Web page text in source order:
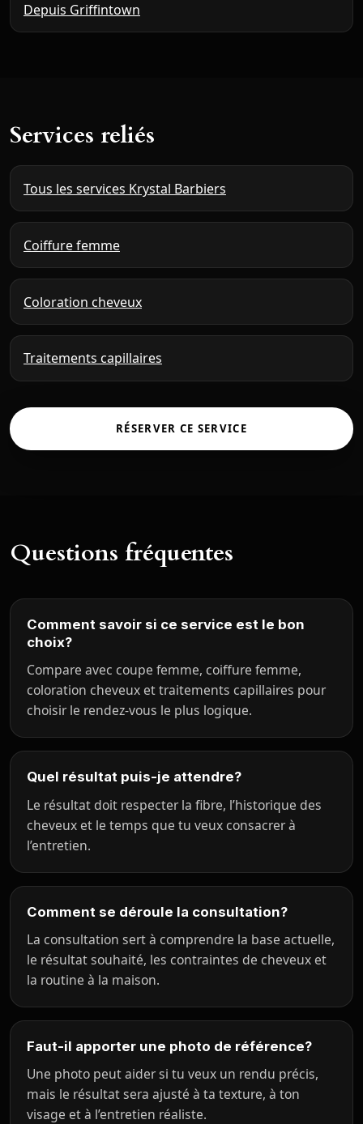
Depuis Griffintown
Services reliés
Tous les services Krystal Barbiers
Coiffure femme
Coloration cheveux
Traitements capillaires
RÉSERVER CE SERVICE
Questions fréquentes
Comment savoir si ce service est le bon
choix?
Compare avec coupe femme, coiffure femme,
coloration cheveux et traitements capillaires pour
choisir le rendez-vous le plus logique.
Quel résultat puis-je attendre?
Le résultat doit respecter la fibre, l’historique des
cheveux et le temps que tu veux consacrer à
l’entretien.
Comment se déroule la consultation?
La consultation sert à comprendre la base actuelle,
le résultat souhaité, les contraintes de cheveux et
la routine à la maison.
Faut-il apporter une photo de référence?
Une photo peut aider si tu veux un rendu précis,
mais le résultat sera ajusté à ta texture, à ton
visage et à l’entretien réaliste.